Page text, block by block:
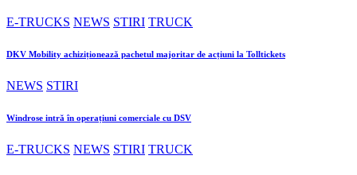
E-TRUCKS NEWS STIRI TRUCK
DKV Mobility achiziționează pachetul majoritar de acțiuni la Tolltickets
NEWS STIRI
Windrose intră în operațiuni comerciale cu DSV
E-TRUCKS NEWS STIRI TRUCK